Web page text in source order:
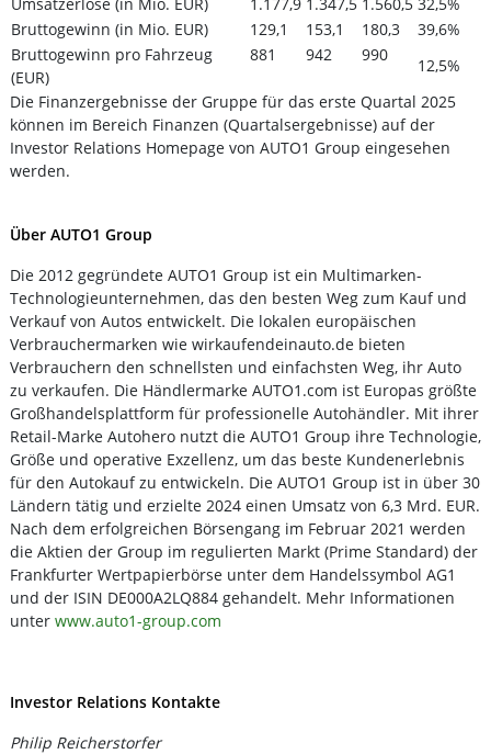
Bruttogewinn (in Mio. EUR)
129,1 153,1 180,3
39,6%
Bruttogewinn pro Fahrzeug
(EUR)
881 942 990
12,5%
Die Finanzergebnisse der Gruppe für das erste Quartal 2025
können im Bereich Finanzen (Quartalsergebnisse) auf der
Investor Relations Homepage von AUTO1 Group eingesehen
werden.
Über AUTO1 Group
Die 2012 gegründete AUTO1 Group ist ein Multimarken-
Technologieunternehmen, das den besten Weg zum Kauf und
Verkauf von Autos entwickelt. Die lokalen europäischen
Verbrauchermarken wie wirkaufendeinauto.de bieten
Verbrauchern den schnellsten und einfachsten Weg, ihr Auto
zu verkaufen. Die Händlermarke AUTO1.com ist Europas größte
Großhandelsplattform für professionelle Autohändler. Mit ihrer
Retail-Marke Autohero nutzt die AUTO1 Group ihre Technologie,
Größe und operative Exzellenz, um das beste Kundenerlebnis
für den Autokauf zu entwickeln. Die AUTO1 Group ist in über 30
Ländern tätig und erzielte 2024 einen Umsatz von 6,3 Mrd. EUR.
Nach dem erfolgreichen Börsengang im Februar 2021 werden
die Aktien der Group im regulierten Markt (Prime Standard) der
Frankfurter Wertpapierbörse unter dem Handelssymbol AG1
und der ISIN DE000A2LQ884 gehandelt. Mehr Informationen
unter www.auto1-group.com
Investor Relations Kontakte
Philip Reicherstorfer